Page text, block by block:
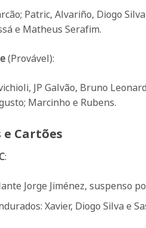
Patric, Alvariño, Diogo
e Matheus Serafim.
(Provável):
JP Galvão, Bruno
Marcinho e Rubens.
e Cartões
:
Jorge Jiménez, suspenso
Xavier, Diogo Silva e